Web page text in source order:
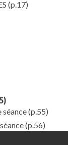
(p.17)
séance(p.55)
(p.56)